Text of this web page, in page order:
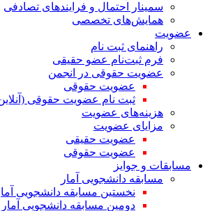
سمینار احتمال و فرایندهای تصادفی
همایش‌های تخصصی
عضویت
راهنمای ثبت نام
فرم ثبت‌نام عضو حقیقی
عضویت حقوقی در انجمن
عضویت حقوقی
ثبت نام عضویت حقوقی (آنلاین)
هزینه‌های عضویت
مزایای عضویت
عضویت حقیقی
عضویت حقوقی
مسابقات و جوایز
مسابقه دانشجویی آمار
نخستین مسابقه دانشجویی آمار
دومین مسابقه دانشجویی آمار